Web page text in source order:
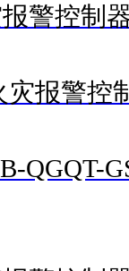
警控制
灾报警控
QGQT-